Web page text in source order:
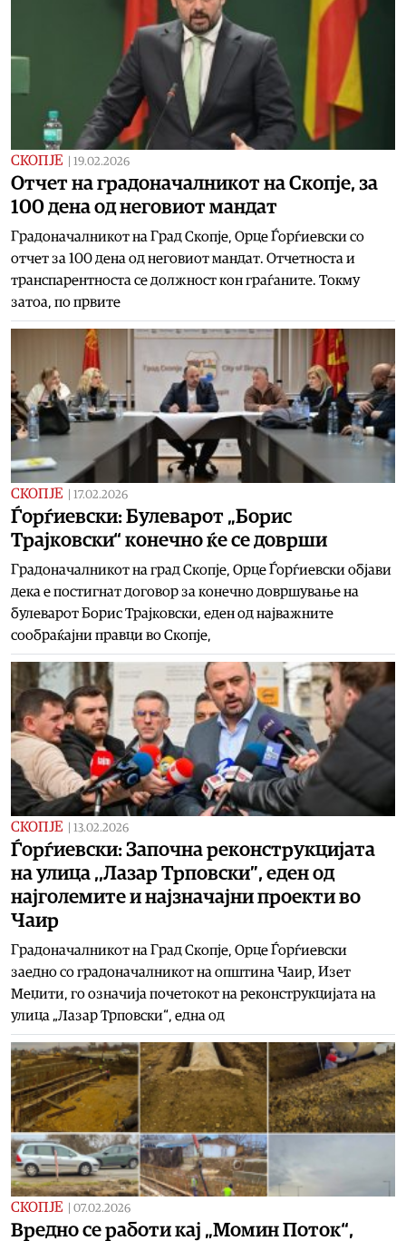
СКОПЈЕ 19.02.2026
Отчет на градоначалникот на Скопје, за
100 дена од неговиот мандат
Градоначалникот на Град Скопје, Орце Ѓорѓиевски со
отчет за 100 дена од неговиот мандат. Отчетноста и
транспарентноста се должност кон граѓаните. Токму
затоа, по првите
СКОПЈЕ 17.02.2026
Ѓорѓиевски: Булеварот „Борис
Трајковски“ конечно ќе се доврши
Градоначалникот на град Скопје, Орце Ѓорѓиевски објави
дека е постигнат договор за конечно довршување на
булеварот Борис Трајковски, еден од најважните
сообраќајни правци во Скопје,
СКОПЈЕ 13.02.2026
Ѓорѓиевски: Започна реконструкцијата
на улица ,,Лазар Трповски”, еден од
најголемите и најзначајни проекти во
Чаир
Градоначалникот на Град Скопје, Орце Ѓорѓиевски
заедно со градоначалникот на општина Чаир, Изет
Меџити, го означија почетокот на реконструкцијата на
улица „Лазар Трповски“, една од
СКОПЈЕ 07.02.2026
Вредно се работи кај „Момин Поток“,